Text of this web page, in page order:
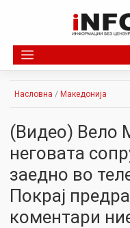
Насловна / Македонија
(Видео) Вело
неговата
заедно во
Покрај
коментари